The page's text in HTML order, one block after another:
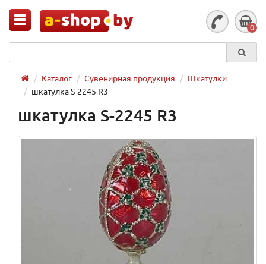
0
Каталог Сувенирная продукция
Шкатулки
шкатулка S-2245 R3
шкатулка S-2245 R3